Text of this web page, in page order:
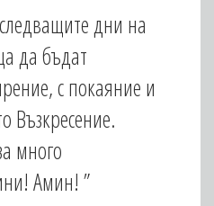
дни на
да бъдат
с покаяние и
Възкресение.
много
Амин! ”